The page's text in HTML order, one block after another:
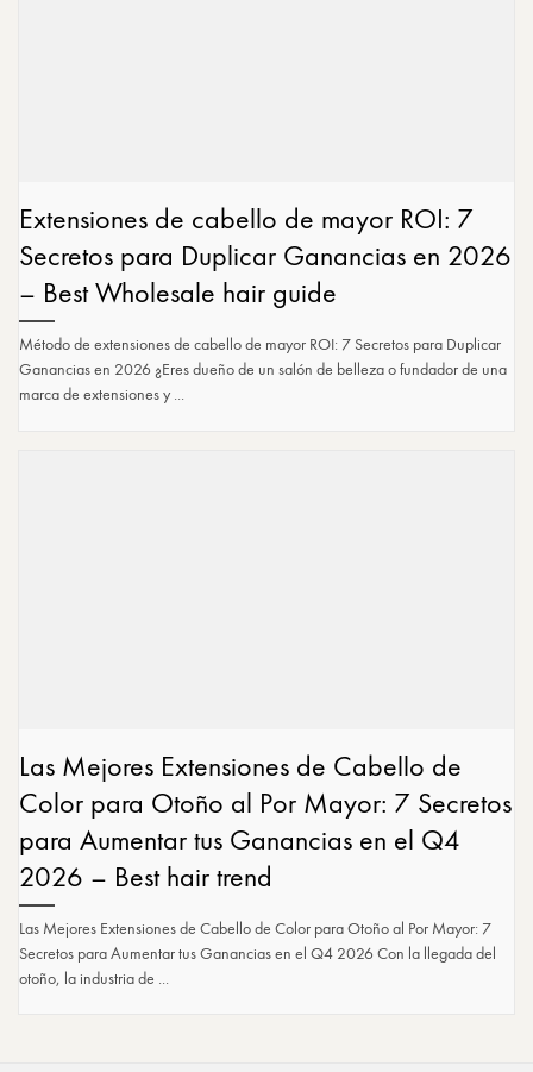
Extensiones de cabello de mayor ROI: 7
Secretos para Duplicar Ganancias en 2026
– Best Wholesale hair guide
Método de extensiones de cabello de mayor ROI: 7 Secretos para Duplicar
Ganancias en 2026 ¿Eres dueño de un salón de belleza o fundador de una
marca de extensiones y ...
Las Mejores Extensiones de Cabello de
Color para Otoño al Por Mayor: 7 Secretos
para Aumentar tus Ganancias en el Q4
2026 – Best hair trend
Las Mejores Extensiones de Cabello de Color para Otoño al Por Mayor: 7
Secretos para Aumentar tus Ganancias en el Q4 2026 Con la llegada del
otoño, la industria de ...